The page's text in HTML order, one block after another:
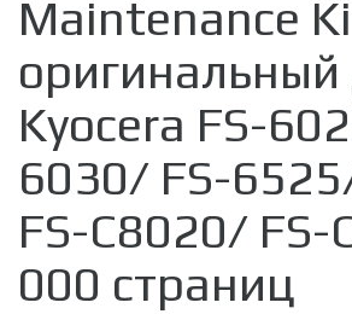
Maintenance
оригинальный
Kyocera FS-
6030/ FS-
FS-C8020/ FS-
000 страниц